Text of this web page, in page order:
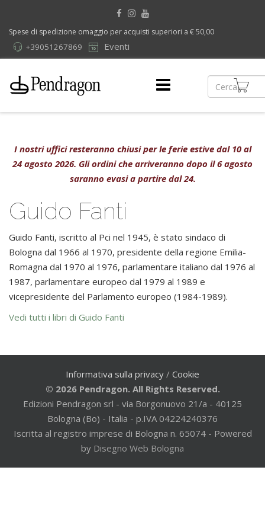
Spese di spedizione omaggio per acquisti superiori a € 50,00
Eventi
+39051267869
I nostri uffici resteranno chiusi per le ferie estive dal 10 al
24 agosto 2026. Gli ordini che arriveranno dopo il 6 agosto
saranno evasi a partire dal 24.
Guido Fanti
Guido Fanti, iscritto al Pci nel 1945, è stato sindaco di
Bologna dal 1966 al 1970, presidente della regione Emilia-
Romagna dal 1970 al 1976, parlamentare italiano dal 1976 al
1987, parlamentare europeo dal 1979 al 1989 e
vicepresidente del Parlamento europeo (1984-1989).
Vedi tutti i libri di Guido Fanti
Informativa sulla privacy / Cookie
© 2026 Pendragon. All Rights Reserved.
Edizioni Pendragon srl - via Borgonuovo 21/a - 40125
Bologna (Bo) - Italia - p.IVA 04224240376
Iscritta al registro imprese di Bologna n. 65074 - Powered
by Disegno Web Bologna